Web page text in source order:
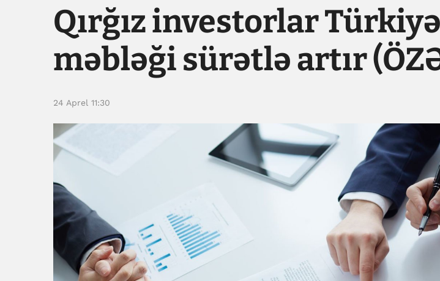
Qırğız investorlar
məbləği sürətlə artır
24 Aprel 11:30